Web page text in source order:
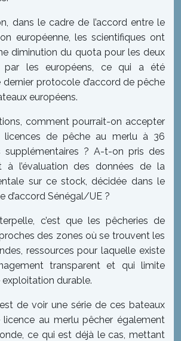
dans le cadre de l’accord entre le
européenne, les scientifiques ont
diminution du quota pour les deux
par les européens, ce qui a été
protocole d’accord de pêche
européens.
comment pourrait-on accepter
licences de pêche au merlu à 36
supplémentaires ? A-t-on pris des
à l’évaluation des données de la
sur ce stock, décidée dans le
d’accord Sénégal/UE ?
c’est que les pêcheries de
des zones où se trouvent les
ressources pour laquelle existe
transparent et qui limite
exploitation durable.
de voir une série de ces bateaux
licence au merlu pêcher également
ce qui est déjà le cas, mettant